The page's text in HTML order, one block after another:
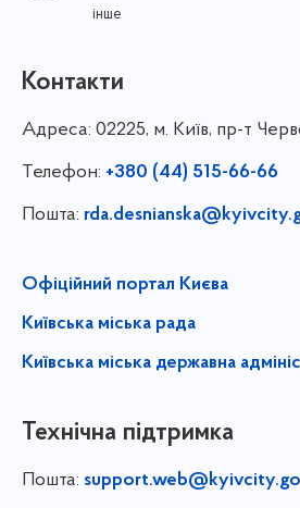
інше
Контакти
Адреса: 02225, м. Київ, пр-т
Телефон: +380 (44) 515-66-66
Пошта:
Офіційний портал Києва
Київська міська рада
Київська міська державна
Технічна підтримка
Пошта: